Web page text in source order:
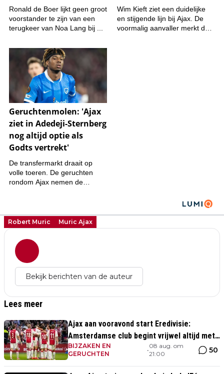
Robert Muric Muric Ajax
Bekijk berichten van de auteur
Lees meer
Ajax aan vooravond start Eredivisie:
Amsterdamse club begint vrijwel altijd met
zege
BIJZAKEN EN
GERUCHTEN
•
08 aug. om
21:00
50